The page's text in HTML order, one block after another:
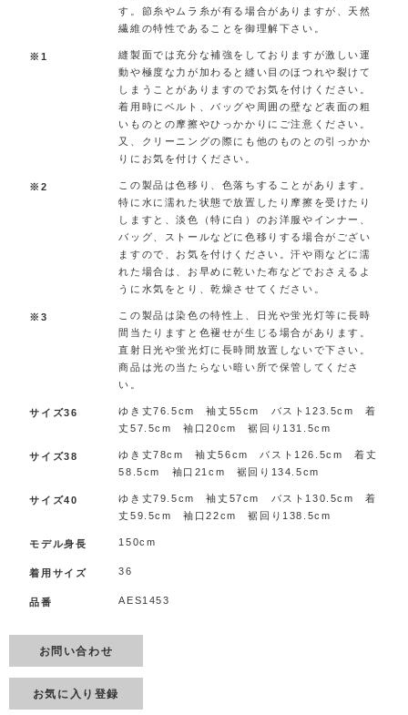
す。節糸やムラ糸が有る場合がありますが、天然
繊維の特性であることを御理解下さい。
※1
縫製面では充分な補強をしておりますが激しい運
動や極度な力が加わると縫い目のほつれや裂けて
しまうことがありますのでお気を付けください。
着用時にベルト、バッグや周囲の壁など表面の粗
いものとの摩擦やひっかかりにご注意ください。
又、クリーニングの際にも他のものとの引っかか
りにお気を付けください。
※2
この製品は色移り、色落ちすることがあります。
特に水に濡れた状態で放置したり摩擦を受けたり
しますと、淡色（特に白）のお洋服やインナー、
バッグ、ストールなどに色移りする場合がござい
ますので、お気を付けください。汗や雨などに濡
れた場合は、お早めに乾いた布などでおさえるよ
うに水気をとり、乾燥させてください。
※3
この製品は染色の特性上、日光や蛍光灯等に長時
間当たりますと色褪せが生じる場合があります。
直射日光や蛍光灯に長時間放置しないで下さい。
商品は光の当たらない暗い所で保管してくださ
い。
サイズ36
ゆき丈76.5cm 袖丈55cm バスト123.5cm 着
丈57.5cm 袖口20cm 裾回り131.5cm
サイズ38
ゆき丈78cm 袖丈56cm バスト126.5cm 着丈
58.5cm 袖口21cm 裾回り134.5cm
サイズ40
ゆき丈79.5cm 袖丈57cm バスト130.5cm 着
丈59.5cm 袖口22cm 裾回り138.5cm
モデル身長 150cm
着用サイズ 36
品番 AES1453
お問い合わせ
お気に入り登録